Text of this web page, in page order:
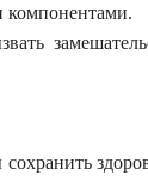
компонентами.